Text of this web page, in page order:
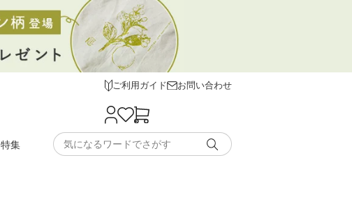
ご利用ガイド お問い合わせ
特集